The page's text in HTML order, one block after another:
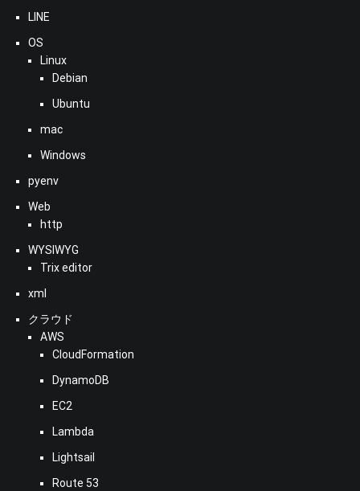
LINE
OS
Linux
Debian
Ubuntu
mac
Windows
pyenv
Web
http
WYSIWYG
Trix editor
xml
クラウド
AWS
CloudFormation
DynamoDB
EC2
Lambda
Lightsail
Route 53